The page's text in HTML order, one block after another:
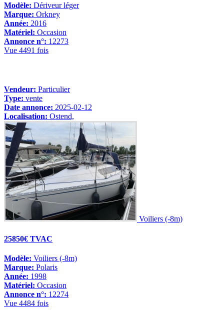
Modèle: Dériveur léger
Marque: Orkney
Année: 2016
Matériel: Occasion
Annonce n°: 12273
Vue 4491 fois
Vendeur: Particulier
Type: vente
Date annonce: 2025-02-12
Localisation: Ostend,
Voiliers (-8m)
25850€ TVAC
Modèle: Voiliers (-8m)
Marque: Polaris
Année: 1998
Matériel: Occasion
Annonce n°: 12274
Vue 4484 fois